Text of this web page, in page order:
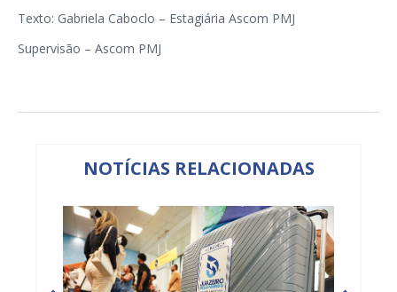
Texto: Gabriela Caboclo – Estagiária Ascom PMJ
Supervisão – Ascom PMJ
NOTÍCIAS RELACIONADAS